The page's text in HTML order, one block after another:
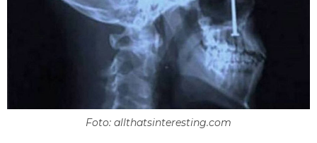
Foto: allthatsinteresting.com